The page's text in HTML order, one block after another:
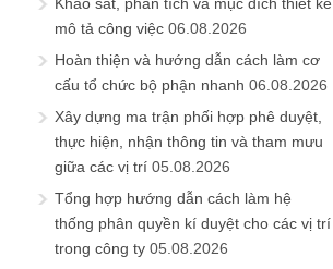
mô tả công việc 06.08.2026
Hoàn thiện và hướng dẫn cách làm cơ
cấu tổ chức bộ phận nhanh 06.08.2026
Xây dựng ma trận phối hợp phê duyệt,
thực hiện, nhận thông tin và tham mưu
giữa các vị trí 05.08.2026
Tổng hợp hướng dẫn cách làm hệ
thống phân quyền kí duyệt cho các vị trí
trong công ty 05.08.2026